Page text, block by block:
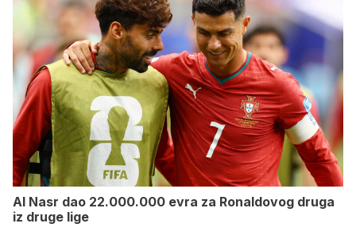
Al Nasr dao 22.000.000 evra za Ronaldovog druga
iz druge lige